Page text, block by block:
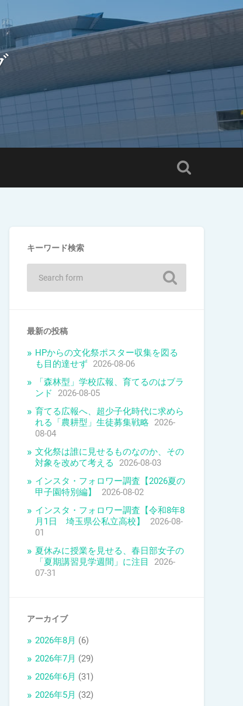
キーワード検索
最新の投稿
HPからの文化祭ポスター収集を図る
も目的達せず 2026-08-06
「森林型」学校広報、育てるのはブラ
ンド
2026-08-05
育てる広報へ、超少子化時代に求めら
れる「農耕型」生徒募集戦略 2026-
08-04
文化祭は誰に見せるものなのか、その
対象を改めて考える
2026-08-03
インスタ・フォロワー調査【2026夏の
甲子園特別編】
2026-08-02
インスタ・フォロワー調査【令和8年8
月1日 埼玉県公私立高校】
2026-08-
01
夏休みに授業を見せる、春日部女子の
「夏期講習見学週間」に注目
2026-
07-31
アーカイブ
2026年8月 (6)
2026年7月 (29)
2026年6月 (31)
2026年5月 (32)